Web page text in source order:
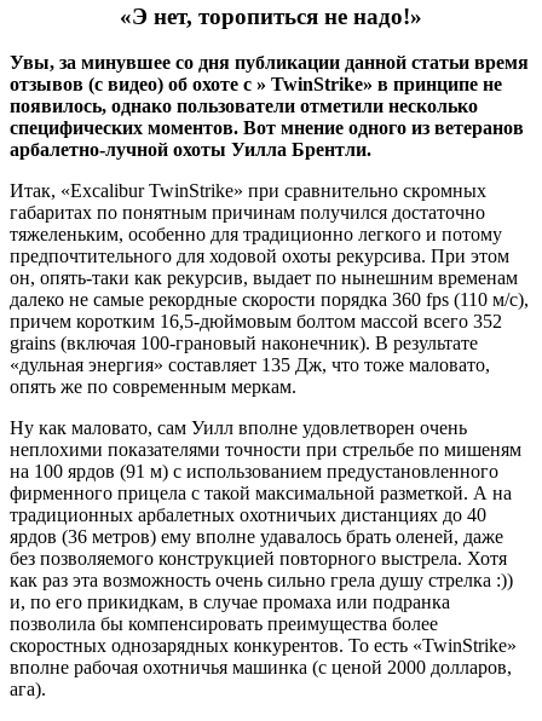
«Э нет, торопиться не надо!»
Увы, за минувшее со дня публикации данной статьи время
отзывов (с видео) об охоте с » TwinStrike» в принципе не
появилось, однако пользователи отметили несколько
специфических моментов. Вот мнение одного из ветеранов
арбалетно-лучной охоты Уилла Брентли.
Итак, «Excalibur TwinStrike» при сравнительно скромных
габаритах по понятным причинам получился достаточно
тяжеленьким, особенно для традиционно легкого и потому
предпочтительного для ходовой охоты рекурсива. При этом
он, опять-таки как рекурсив, выдает по нынешним временам
далеко не самые рекордные скорости порядка 360 fps (110 м/с),
причем коротким 16,5-дюймовым болтом массой всего 352
grains (включая 100-грановый наконечник). В результате
«дульная энергия» составляет 135 Дж, что тоже маловато,
опять же по современным меркам.
Ну как маловато, сам Уилл вполне удовлетворен очень
неплохими показателями точности при стрельбе по мишеням
на 100 ярдов (91 м) с использованием предустановленного
фирменного прицела с такой максимальной разметкой. А на
традиционных арбалетных охотничьих дистанциях до 40
ярдов (36 метров) ему вполне удавалось брать оленей, даже
без позволяемого конструкцией повторного выстрела. Хотя
как раз эта возможность очень сильно грела душу стрелка :))
и, по его прикидкам, в случае промаха или подранка
позволила бы компенсировать преимущества более
скоростных однозарядных конкурентов. То есть «TwinStrike»
вполне рабочая охотничья машинка (с ценой 2000 долларов,
ага).